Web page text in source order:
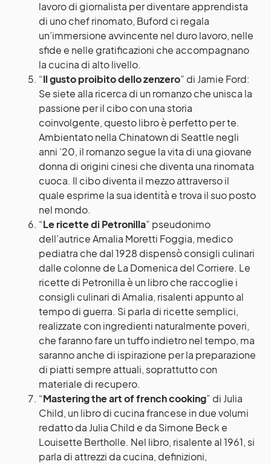
lavoro di giornalista per diventare apprendista
di uno chef rinomato, Buford ci regala
un’immersione avvincente nel duro lavoro, nelle
sfide e nelle gratificazioni che accompagnano
la cucina di alto livello.
“Il gusto proibito dello zenzero” di Jamie Ford:
Se siete alla ricerca di un romanzo che unisca la
passione per il cibo con una storia
coinvolgente, questo libro è perfetto per te.
Ambientato nella Chinatown di Seattle negli
anni ’20, il romanzo segue la vita di una giovane
donna di origini cinesi che diventa una rinomata
cuoca. Il cibo diventa il mezzo attraverso il
quale esprime la sua identità e trova il suo posto
nel mondo.
“Le ricette di Petronilla” pseudonimo
dell’autrice Amalia Moretti Foggia, medico
pediatra che dal 1928 dispensò consigli culinari
dalle colonne de La Domenica del Corriere. Le
ricette di Petronilla è un libro che raccoglie i
consigli culinari di Amalia, risalenti appunto al
tempo di guerra. Si parla di ricette semplici,
realizzate con ingredienti naturalmente poveri,
che faranno fare un tuffo indietro nel tempo, ma
saranno anche di ispirazione per la preparazione
di piatti sempre attuali, soprattutto con
materiale di recupero.
“Mastering the art of french cooking” di Julia
Child, un libro di cucina francese in due volumi
redatto da Julia Child e da Simone Beck e
Louisette Bertholle. Nel libro, risalente al 1961, si
parla di attrezzi da cucina, definizioni,